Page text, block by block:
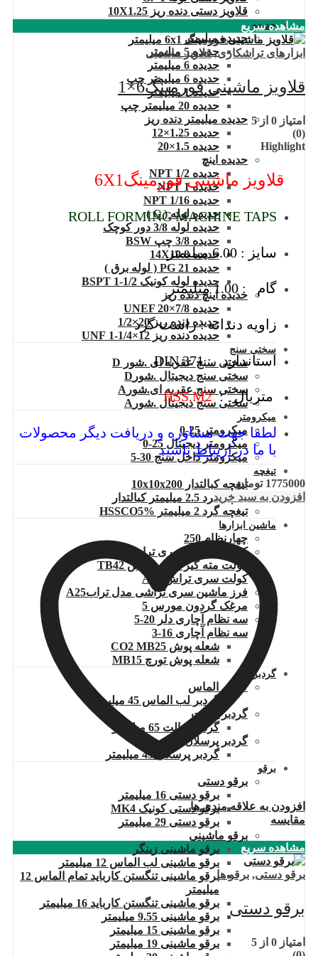
قلاویز دستی دنده ریز 10X1.25
حدیده
حدیده میلیمتر
حدیده 5 میلیمتر
حدیده 6 میلیمتر
حدیده 6 میلیمتر چپ
حدیده 1 میلیمتر
حدیده 20 میلیمتر چپ
حدیده میلیمتر دنده ریز
حدیده 1.25×12
حدیده 1.5×20
حدیده اینچ
حدیده 1/2 NPT
حدیده NPT 1
حدیده 1/16 NPT
حدیده لوله ( G )
حدیده لوله 3/8 دور کوچک
حدیده 3/8 چپ BSW
حدیده 14X19.8
حدیده 21 PG ( لوله برق )
حدیده لوله کونیک 1/2-1 BSPT
حدیده اینچ دنده ریز
حدیده UNEF 20×7/8
حدیده دنده ریز 20×1/2
حدیده دنده ریز 12×1/4-1 UNF
سختی سنج
سختی سنج عقربه ای .شور D
سختی سنج دیجیتال .شورD
سختی سنج عقربه ای.شورA
سختی سنج دیجیتال .شورA
میکرومتر
میکرومتر 25-0
میکرومتر دیجیتال 25-0
میکرومتر داخل سنج 30-5
تیغچه
تیغچه کبالتدار 10x10x200
تیغچه گرد 2.5 میلیمتر کبالتدار
تیغچه گرد 2 میلیمتر HSSCO5%
ماشین ابزارها
چهارنظام 250
کولت دستگاه سری تراش TB60
کولت مته گیر سری تراش TB42
کولت سری تراش A25
فرز ماشین سری تراشی مدل ترابA25
مرغک گردون مورس 5
سه نظام آچاری دلر 20-5
سه نظام آچاری 16-3
شعله پوش CO2 MB25
شعله پوش تورچ MB15
گردبر
گردبر الماس
گردبر لب الماس 45 میلیمتر
گردبر کبالت
گردبر کبالت 65 میلیمتر
گردبر پرسلان
گردبر پرسلان 45 میلیمتر
برقو
برقو دستی
برقو دستی 16 میلیمتر
برقو دستی کونیک MK4
برقو دستی 29 میلیمتر
برقو ماشینی
برقو ماشینی زینگر
برقو ماشینی لب الماس 12 میلیمتر
برقو ماشینی تنگستن کارباید تمام الماس 12
میلیمتر
برقو ماشینی تنگستن کارباید 16 میلیمتر
برقو ماشینی 9.55 میلیمتر
برقو ماشینی 15 میلیمتر
برقو ماشینی 19 میلیمتر
مشاهده سریع
ابزارهای تراشکاری,قلاویز ماشینی
قلاویز ماشینی فورمینگ6×1
امتیاز 0 از 5
(0)
Highlight
قلاویز ماشینی فورمینگ6X1
ROLL FORMING MACHINE TAPS
سایز : 6.00 میلیمتر
گام : 1.00 میلیمتر
زاویه دندانه : راست گرد
استاندارد : DIN 371
متریال :HSS.M2
لطفا جهت مشاوره و دریافت دیگر محصولات
با ما درارتباطباشید
1775000 تومان
افزودن به سبد خرید
افزودن به علاقه مندی ها
مقایسه
مشاهده سریع
برقو دستی, برقو ها
برقو دستی
امتیاز 0 از 5